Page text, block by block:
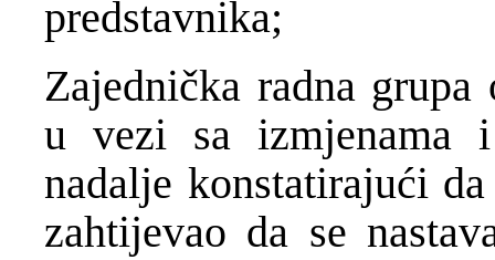
predstavnika;
Zajednička radna
u vezi sa izmjenama
nadalje konstatirajući
zahtijevao da se